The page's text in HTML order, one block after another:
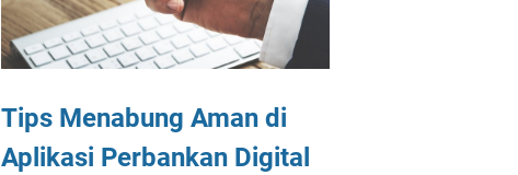
Tips Menabung Aman di
Aplikasi Perbankan Digital